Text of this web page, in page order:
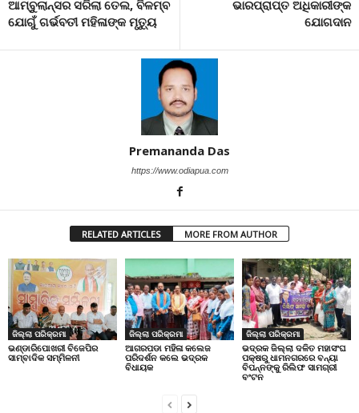
ଆମ୍ବୁଲାନ୍ସର ସରିଲା ତେଲ, ବିଳମ୍ବ
ଯୋଗୁଁ ଗର୍ଭବତୀ ମହିଳାଙ୍କ ମୃତ୍ୟୁ
ଭାରପ୍ରାପ୍ତ ଅଧିକାରୀଙ୍କ
ଯୋଗଦାନ
Premananda Das
https://www.odiapua.com
RELATED ARTICLES MORE FROM AUTHOR
ଜିଲ୍ଲା ପରିକ୍ରମା
ଭଣ୍ଡାରିପୋଖରୀ ବିଜେପିର
ସାମ୍ବାଦିକ ସମ୍ମିଳନୀ
ଜିଲ୍ଲା ପରିକ୍ରମା
ଆଗରପଡା ମହିଳା କଲେଜ
ପରିଦର୍ଶନ କଲେ ଭଦ୍ରକ
ବିଧାୟକ
ଜିଲ୍ଲା ପରିକ୍ରମା
ଭଦ୍ରକ ଜିଲ୍ଲା ଦଳିତ ମହାସଂଘ
ପକ୍ଷରୁ ଧାମନଗରରେ ବନ୍ୟା
ବିପନ୍ନଙ୍କୁ ରିଲିଫ ସାମଗ୍ରୀ
ବଂଟନ